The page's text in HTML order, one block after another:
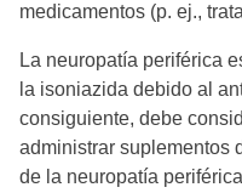
medicamentos (p. ej.,
La neuropatía periférica
la isoniazida debido al
consiguiente, debe
administrar suplementos
de la neuropatía